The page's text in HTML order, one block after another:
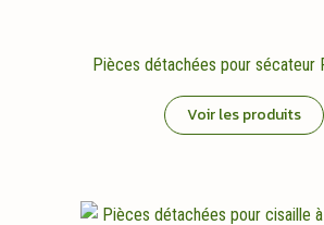
Pièces détachées pour sécateur
Voir les produits